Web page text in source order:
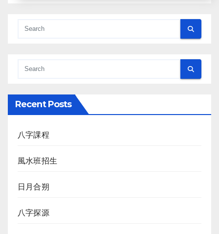
Recent Posts
八字課程
風水班招生
日月合朔
八字探源